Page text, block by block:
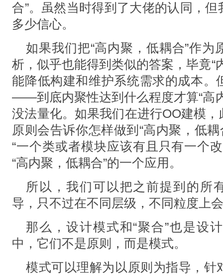
合”。虽然当时得到了大佬的认同，
多少信心。
如果我们把“高内聚，低耦合”作为
析，似乎也能得到类似的答案，毕竟“
能降低构建和维护系统需求的成本。
——到底内聚性达到什么程度才算“高
没法量化。如果我们在进行OO建模
原则会告诉你怎样做到“高内聚，低耦
“一个类或者模块应该有且只有一个
“高内聚，低耦合”的一个应用。
所以，我们可以把之前提到的所
导，只不过在不同层级，不同粒度上
那么，设计模式和“聚合”也是设
中，它们不是原则，而是模式。
模式可以理解为以原则为指导，针